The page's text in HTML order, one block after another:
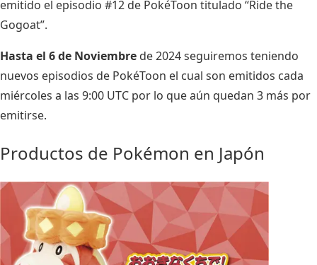
emitido el episodio #12 de PokéToon titulado “Ride the
Gogoat”.
Hasta el 6 de Noviembre de 2024 seguiremos teniendo
nuevos episodios de PokéToon el cual son emitidos cada
miércoles a las 9:00 UTC por lo que aún quedan 3 más por
emitirse.
Productos de Pokémon en Japón